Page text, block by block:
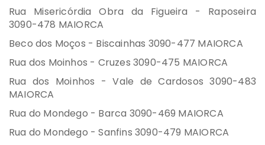
Rua Misericórdia Obra da Figueira - Raposeira
3090-478 MAIORCA
Beco dos Moços - Biscainhas 3090-477 MAIORCA
Rua dos Moinhos - Cruzes 3090-475 MAIORCA
Rua dos Moinhos - Vale de Cardosos 3090-483
MAIORCA
Rua do Mondego - Barca 3090-469 MAIORCA
Rua do Mondego - Sanfins 3090-479 MAIORCA